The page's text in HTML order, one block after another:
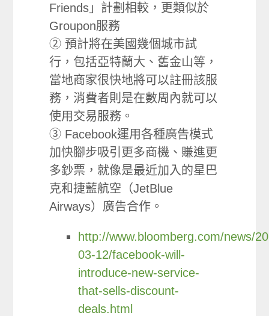
Friends」計劃相較，更類似於
Groupon服務
② 預計將在美國幾個城市試
行，包括亞特蘭大、舊金山等，
當地商家很快地將可以註冊該服
務，消費者則是在數周內就可以
使用交易服務。
③ Facebook運用各種廣告模式
加快腳步吸引更多商機、賺進更
多鈔票，就像是最近加入的星巴
克和捷藍航空（JetBlue
Airways）廣告合作。
http://www.bloomberg.com/news/
03-12/facebook-will-
introduce-new-service-
that-sells-discount-
deals.html